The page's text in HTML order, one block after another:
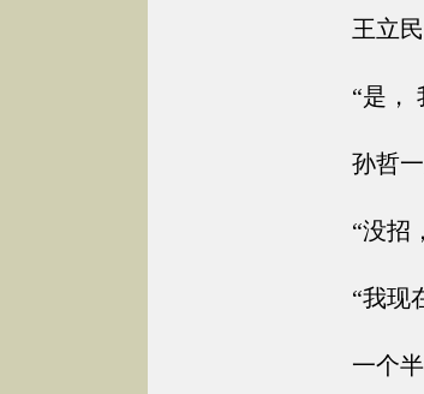
王立民
“是，
孙哲一
“没招
“我现
一个半